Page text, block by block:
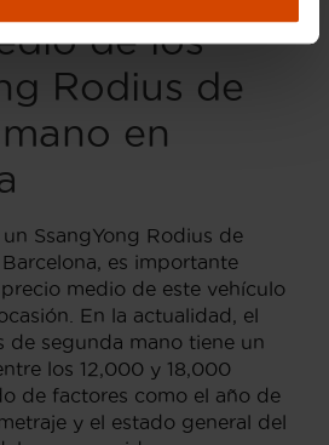
de los
Rodius de
en
SsangYong Rodius de
es importante
medio de este vehículo
En la actualidad, el
de segunda mano tiene un
los 12,000 y 18,000
de factores como el año de
y el estado general del